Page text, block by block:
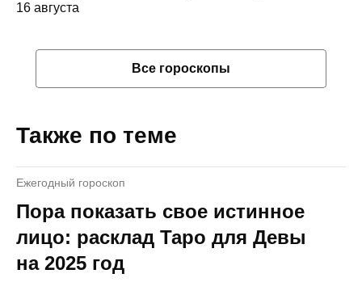
16 августа
Все гороскопы
Также по теме
Ежегодный гороскоп
Пора показать свое истинное
лицо: расклад Таро для Девы
на 2025 год